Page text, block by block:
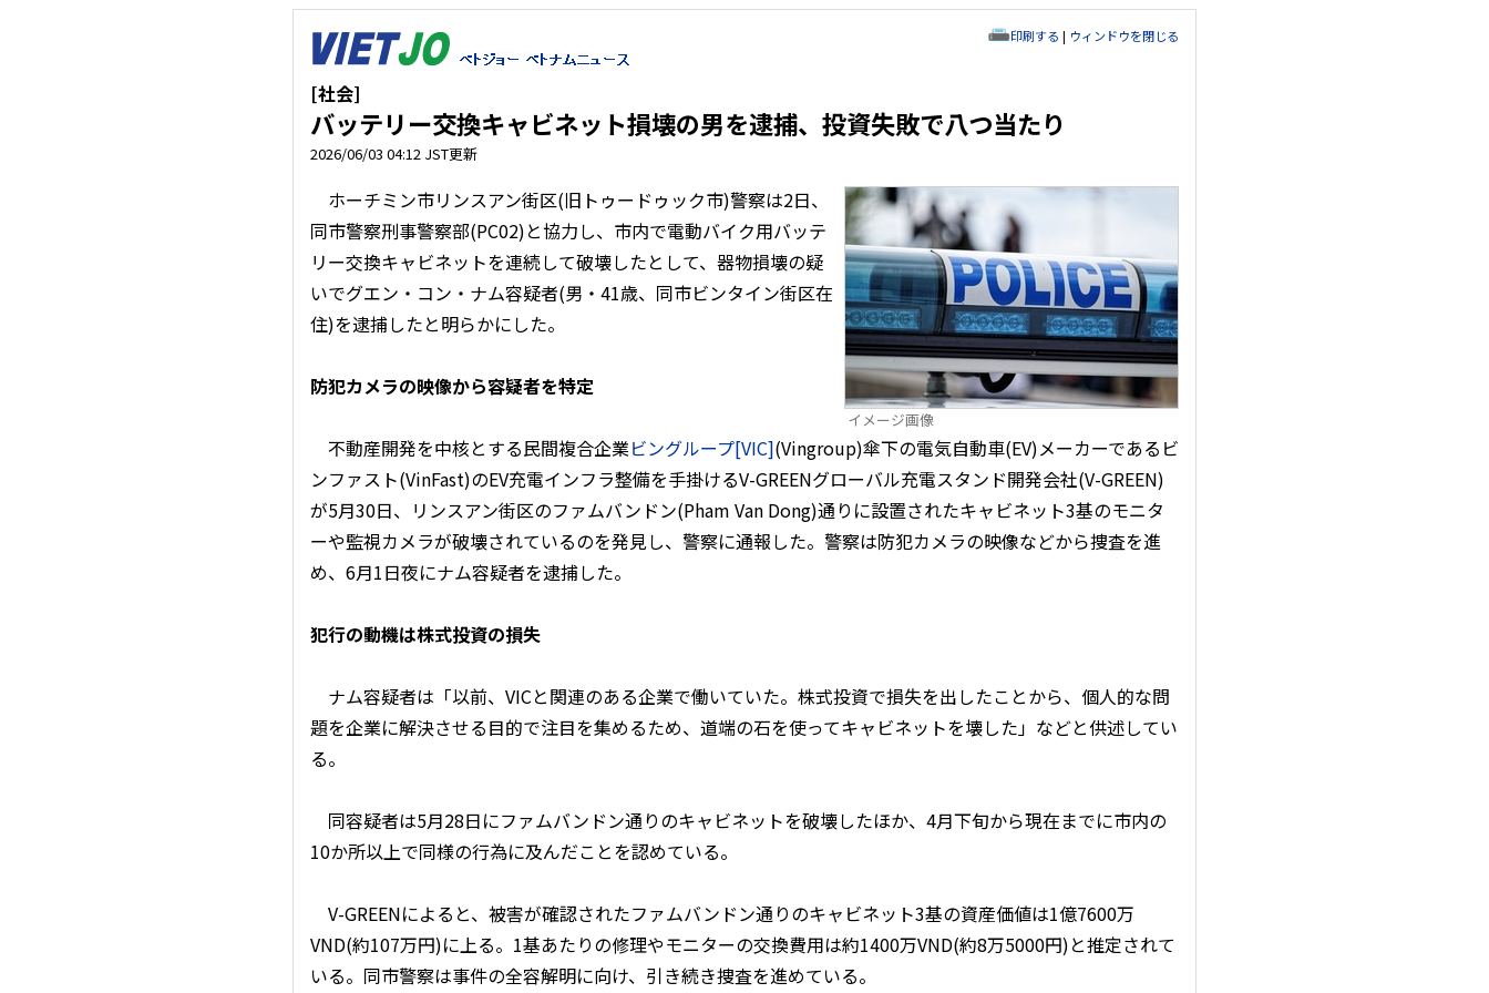
印刷する | ウィンドウを閉じる
[社会]
バッテリー交換キャビネット損壊の男を逮捕、投資失敗で八つ当たり
2026/06/03 04:12 JST更新
イメージ画像
ホーチミン市リンスアン街区(旧トゥードゥック市)警察は2日、
同市警察刑事警察部(PC02)と協力し、市内で電動バイク用バッテ
リー交換キャビネットを連続して破壊したとして、器物損壊の疑
いでグエン・コン・ナム容疑者(男・41歳、同市ビンタイン街区在
住)を逮捕したと明らかにした。
防犯カメラの映像から容疑者を特定
不動産開発を中核とする民間複合企業ビングループ[VIC](Vingroup)傘下の電気自動車(EV)メーカーであるビ
ンファスト(VinFast)のEV充電インフラ整備を手掛けるV-GREENグローバル充電スタンド開発会社(V-GREEN)
が5月30日、リンスアン街区のファムバンドン(Pham Van Dong)通りに設置されたキャビネット3基のモニタ
ーや監視カメラが破壊されているのを発見し、警察に通報した。警察は防犯カメラの映像などから捜査を進
め、6月1日夜にナム容疑者を逮捕した。
犯行の動機は株式投資の損失
ナム容疑者は「以前、VICと関連のある企業で働いていた。株式投資で損失を出したことから、個人的な問
題を企業に解決させる目的で注目を集めるため、道端の石を使ってキャビネットを壊した」などと供述してい
る。
同容疑者は5月28日にファムバンドン通りのキャビネットを破壊したほか、4月下旬から現在までに市内の
10か所以上で同様の行為に及んだことを認めている。
V-GREENによると、被害が確認されたファムバンドン通りのキャビネット3基の資産価値は1億7600万
VND(約107万円)に上る。1基あたりの修理やモニターの交換費用は約1400万VND(約8万5000円)と推定されて
いる。同市警察は事件の全容解明に向け、引き続き捜査を進めている。